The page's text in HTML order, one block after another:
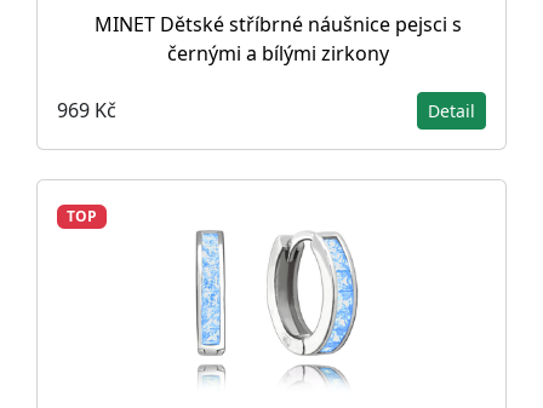
MINET Dětské stříbrné náušnice pejsci s
černými a bílými zirkony
969 Kč Detail
TOP